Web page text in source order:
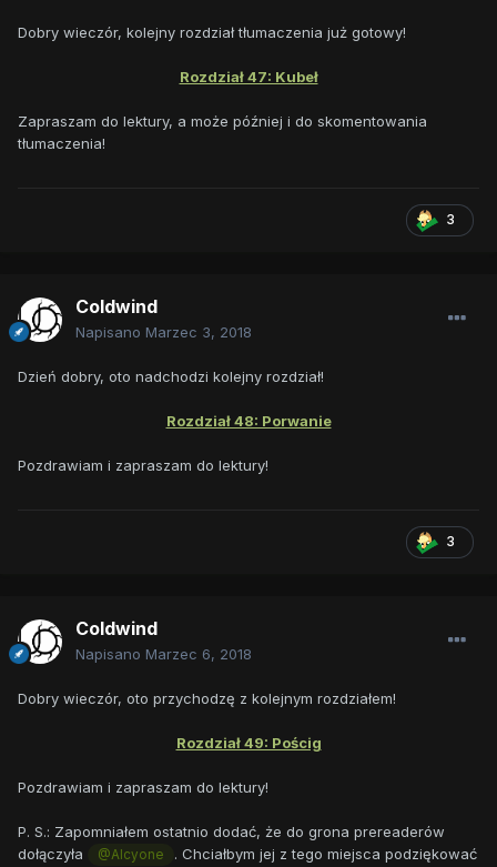
Dobry wieczór, kolejny rozdział tłumaczenia już gotowy!
Rozdział 47: Kubeł
Zapraszam do lektury, a może później i do skomentowania
tłumaczenia!
3
Coldwind
Napisano Marzec 3, 2018
Dzień dobry, oto nadchodzi kolejny rozdział!
Rozdział 48: Porwanie
Pozdrawiam i zapraszam do lektury!
3
Coldwind
Napisano Marzec 6, 2018
Dobry wieczór, oto przychodzę z kolejnym rozdziałem!
Rozdział 49: Pościg
Pozdrawiam i zapraszam do lektury!
P. S.: Zapomniałem ostatnio dodać, że do grona prereaderów
dołączyła
@Alcyone
. Chciałbym jej z tego miejsca podziękować